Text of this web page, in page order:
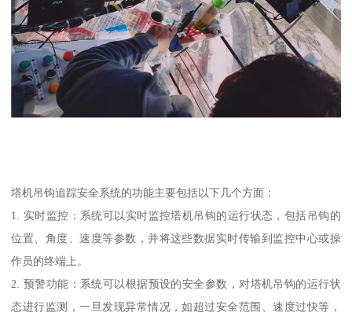
塔机吊钩追踪安全系统的功能主要包括以下几个方面：
1. 实时监控：系统可以实时监控塔机吊钩的运行状态，包括吊钩的
位置、角度、速度等参数，并将这些数据实时传输到监控中心或操
作员的终端上。
2. 预警功能：系统可以根据预设的安全参数，对塔机吊钩的运行状
态进行监测，一旦发现异常情况，如超过安全范围、速度过快等，